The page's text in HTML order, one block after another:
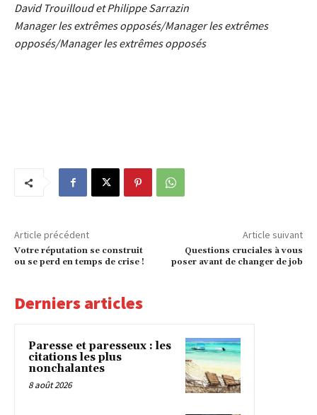
David Trouilloud et Philippe Sarrazin
Manager les extrêmes opposés/Manager les extrêmes
opposés/Manager les extrêmes opposés
Article précédent
Votre réputation se construit
ou se perd en temps de crise !
Article suivant
Questions cruciales à vous
poser avant de changer de job
Derniers articles
Paresse et paresseux : les
citations les plus
nonchalantes
8 août 2026